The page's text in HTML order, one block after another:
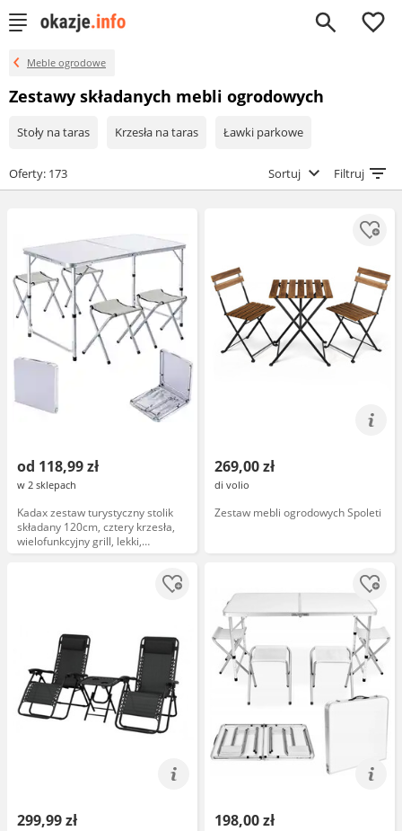
0
Meble ogrodowe
Zestawy składanych mebli ogrodowych
Stoły na taras Krzesła na taras Ławki parkowe
Oferty: 173 Sortuj Filtruj
od 118,99 zł
w 2 sklepach
Kadax zestaw turystyczny stolik
składany 120cm, cztery krzesła,
wielofunkcyjny grill, lekki,
składany, na camping, biały
269,00 zł
di volio
Zestaw mebli ogrodowych Spoleti
299,99 zł 198,00 zł